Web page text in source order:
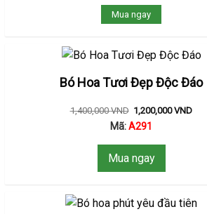
Mua ngay
Bó Hoa Tươi Đẹp Độc Đáo
1,400,000VND 1,200,000VND
Mã:A291
Mua ngay